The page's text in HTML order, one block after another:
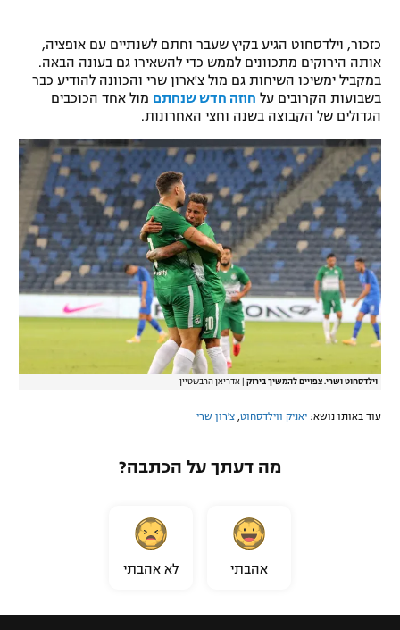
כזכור, וילדסחוט הגיע בקיץ שעבר וחתם לשנתיים עם אופציה,
אותה הירוקים מתכוונים לממש כדי להשאירו גם בעונה הבאה.
במקביל ימשיכו השיחות גם מול צ'ארון שרי והכוונה להודיע כבר
בשבועות הקרובים על חוזה חדש שנחתם מול אחד הכוכבים
הגדולים של הקבוצה בשנה וחצי האחרונות.
וילדסחוט ושרי. צפויים להמשיך בירוק אדריאן הרבשטיין
עוד באותו נושא: יאניק ווילדסחוט צ'רון שרי
מה דעתך על הכתבה?
אהבתי לא אהבתי